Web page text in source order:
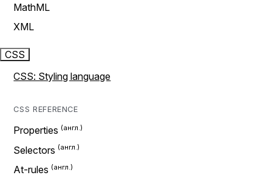
MathML
XML
CSS
CSS: Styling language
CSS REFERENCE
Properties
Selectors
At-rules